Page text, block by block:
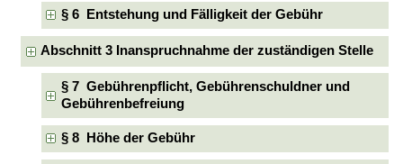
§ 6 Entstehung und Fälligkeit der Gebühr
Abschnitt 3 Inanspruchnahme der zuständigen Stelle
§ 7 Gebührenpflicht, Gebührenschuldner und
Gebührenbefreiung
§ 8 Höhe der Gebühr